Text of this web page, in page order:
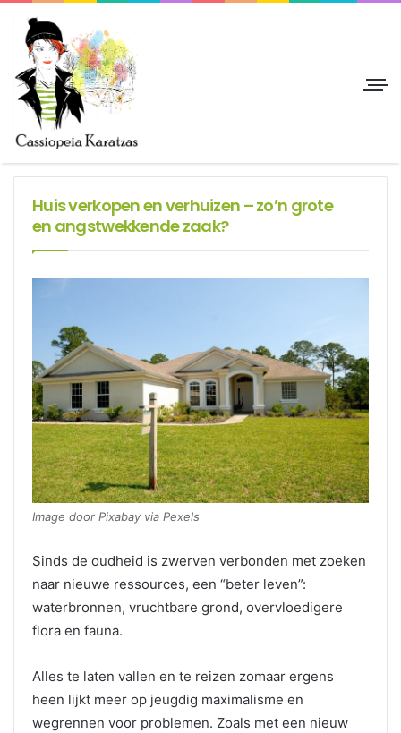
Huis verkopen en verhuizen – zo’n grote
en angstwekkende zaak?
Image door Pixabay via Pexels
Sinds de oudheid is zwerven verbonden met zoeken
naar nieuwe ressources, een “beter leven”:
waterbronnen, vruchtbare grond, overvloedigere
flora en fauna.
Alles te laten vallen en te reizen zomaar ergens
heen lijkt meer op jeugdig maximalisme en
wegrennen voor problemen. Zoals met een nieuw